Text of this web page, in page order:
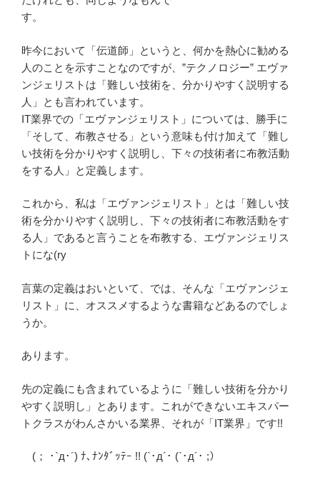
す。
昨今において「伝道師」というと、何かを熱心に勧める
人のことを示すことなのですが、”テクノロジー” エヴァ
ンジェリストは「難しい技術を、分かりやすく説明する
人」とも言われています。
IT業界での「エヴァンジェリスト」については、勝手に
「そして、布教させる」という意味も付け加えて「難し
い技術を分かりやすく説明し、下々の技術者に布教活動
をする人」と定義します。
これから、私は「エヴァンジェリスト」とは「難しい技
術を分かりやすく説明し、下々の技術者に布教活動をす
る人」であると言うことを布教する、エヴァンジェリス
トにな(ry
言葉の定義はおいといて、では、そんな「エヴァンジェ
リスト」に、オススメするような書籍などあるのでしょ
うか。
あります。
先の定義にも含まれているように「難しい技術を分かり
やすく説明し」とあります。これができないエキスパー
トクラスがわんさかいる業界、それが「IT業界」です!!
(； ･`д･´) ﾅ､ﾅﾝﾀﾞｯﾃｰ !! (`･д´･ (`･д´･ ;）